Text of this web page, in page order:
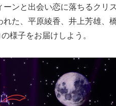
ーンと出会い恋に落ちるクリ
た、平原綾香、井上芳雄、
様子をお届けしよう。